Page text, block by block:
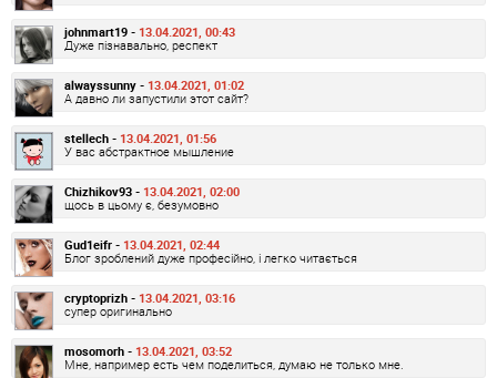
johnmart19 - 13.04.2021, 00:43
Дуже пізнавально, респект
alwayssunny - 13.04.2021, 01:02
А давно ли запустили этот сайт?
stellech - 13.04.2021, 01:56
У вас абстрактное мышление
Chizhikov93 - 13.04.2021, 02:00
щось в цьому є, безумовно
Gud1eifr - 13.04.2021, 02:44
Блог зроблений дуже професійно, і легко читається
cryptoprizh - 13.04.2021, 03:16
супер оригинально
mosomorh - 13.04.2021, 03:52
Мне, например есть чем поделиться, думаю не только мне.